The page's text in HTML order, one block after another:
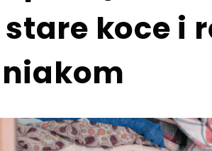
koce i